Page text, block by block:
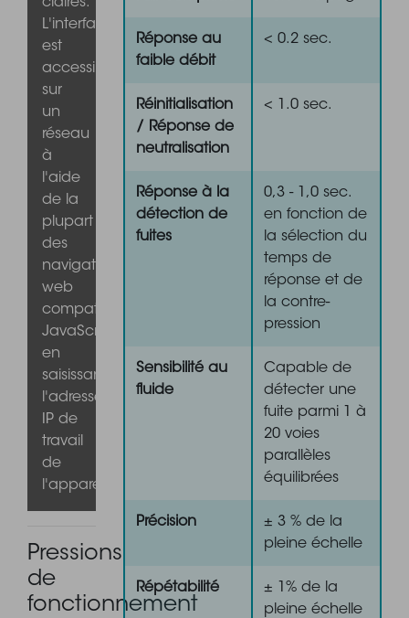
L'interface
est
accessible
sur
un
réseau
à
l'aide
de la
plupart
des
navigateurs
web
compatibles
JavaScript™,
en
saisissant
l'adresse
IP de
travail
de
l'appareil.
Pressions
de
fonctionnement
Réponse au
faible débit
< 0.2 sec.
Réinitialisation
/ Réponse de
neutralisation
< 1.0 sec.
Réponse à la
détection de
fuites
0,3 - 1,0 sec.
en fonction de
la sélection du
temps de
réponse et de
la contre-
pression
Sensibilité au
fluide
Capable de
détecter une
fuite parmi 1 à
20 voies
parallèles
équilibrées
Précision
± 3 % de la
pleine échelle
Répétabilité
± 1% de la
pleine échelle